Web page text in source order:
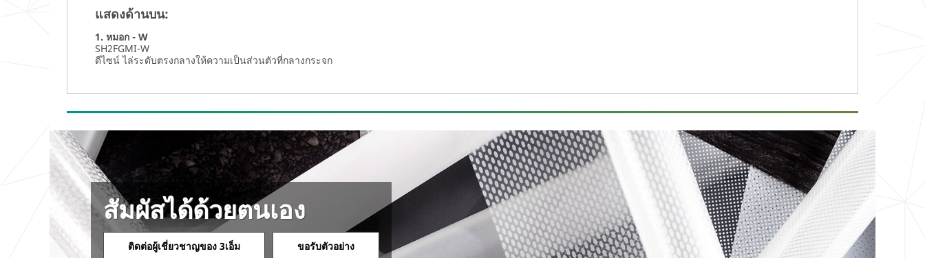
แสดงด้านบน:
1. หมอก - W
SH2FGMI-W
ดีไซน์ ไล่ระดับตรงกลางให้ความเป็นส่วนตัวที่กลางกระจก
สัมผัสได้ด้วยตนเอง
ติดต่อผู้เชี่ยวชาญของ 3เอ็ม ขอรับตัวอย่าง